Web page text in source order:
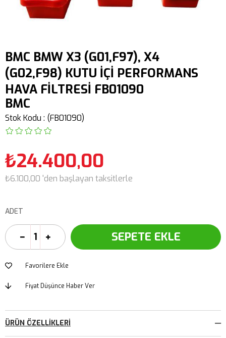
BMC BMW X3 (G01,F97), X4
(G02,F98) KUTU İÇİ PERFORMANS
HAVA FİLTRESİ FB01090
BMC
Stok Kodu (FB01090)
₺24.400,00
₺6.100,00 'den başlayan taksitlerle
ADET
Favorilere Ekle
Fiyat Düşünce Haber Ver
ÜRÜN ÖZELLIKLERI